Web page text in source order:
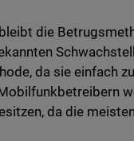
die
da sie einfach
da die